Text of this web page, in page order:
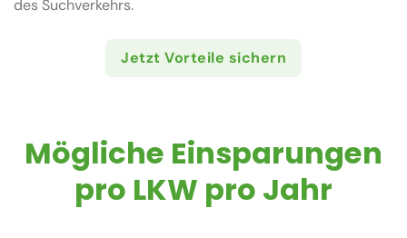
des Suchverkehrs.
Jetzt Vorteile sichern
Mögliche Einsparungen
pro LKW pro Jahr